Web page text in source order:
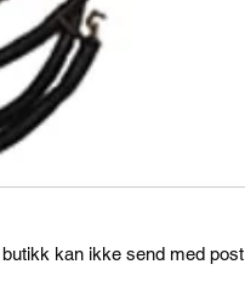
kan ikke send med post